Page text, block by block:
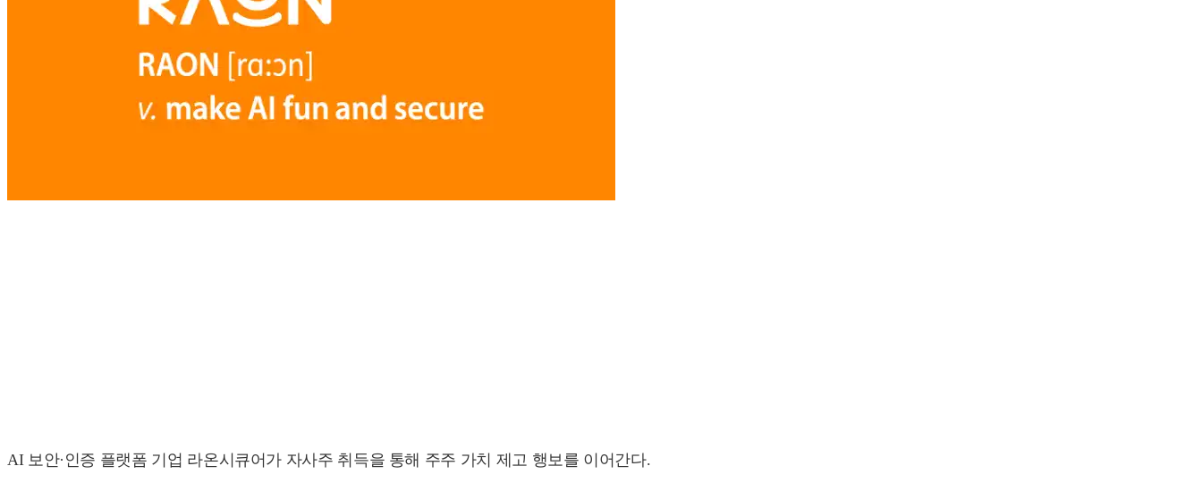
AI 보안·인증 플랫폼 기업 라온시큐어가 자사주 취득을 통해 주주 가치 제고 행보를 이어간다.